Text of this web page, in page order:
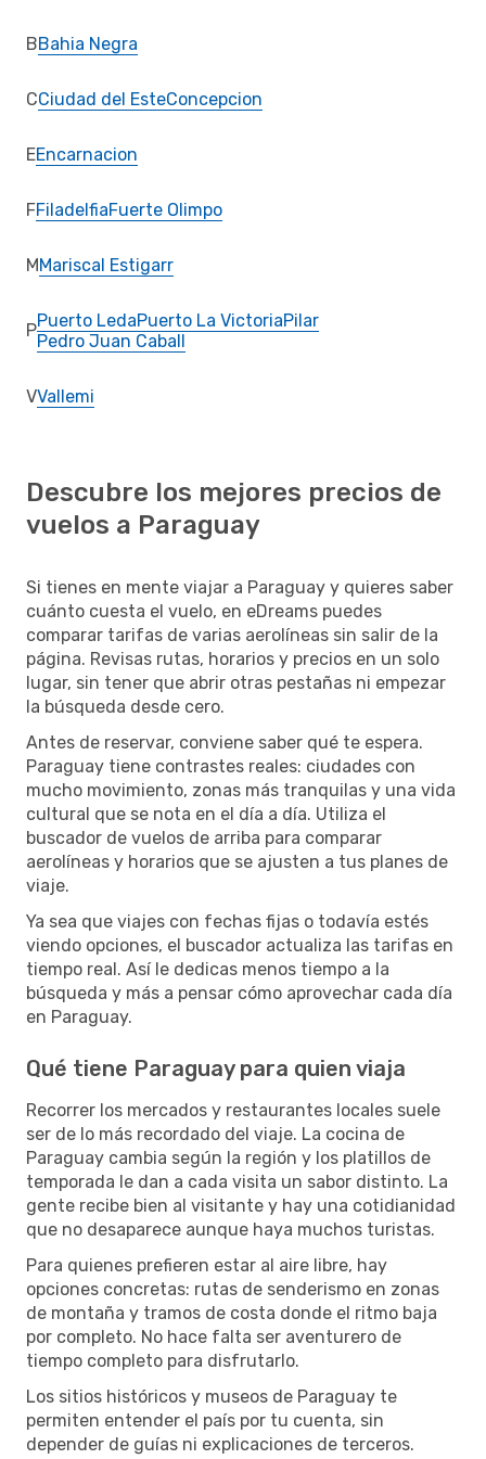
BBahia Negra
CCiudad del EsteConcepcion
EEncarnacion
FFiladelfiaFuerte Olimpo
MMariscal Estigarr
PPuerto LedaPuerto La VictoriaPilar
Pedro Juan Caball
VVallemi
Descubre los mejores precios de
vuelos a Paraguay
Si tienes en mente viajar a Paraguay y quieres saber
cuánto cuesta el vuelo, en eDreams puedes
comparar tarifas de varias aerolíneas sin salir de la
página. Revisas rutas, horarios y precios en un solo
lugar, sin tener que abrir otras pestañas ni empezar
la búsqueda desde cero.
Antes de reservar, conviene saber qué te espera.
Paraguay tiene contrastes reales: ciudades con
mucho movimiento, zonas más tranquilas y una vida
cultural que se nota en el día a día. Utiliza el
buscador de vuelos de arriba para comparar
aerolíneas y horarios que se ajusten a tus planes de
viaje.
Ya sea que viajes con fechas fijas o todavía estés
viendo opciones, el buscador actualiza las tarifas en
tiempo real. Así le dedicas menos tiempo a la
búsqueda y más a pensar cómo aprovechar cada día
en Paraguay.
Qué tiene Paraguay para quien viaja
Recorrer los mercados y restaurantes locales suele
ser de lo más recordado del viaje. La cocina de
Paraguay cambia según la región y los platillos de
temporada le dan a cada visita un sabor distinto. La
gente recibe bien al visitante y hay una cotidianidad
que no desaparece aunque haya muchos turistas.
Para quienes prefieren estar al aire libre, hay
opciones concretas: rutas de senderismo en zonas
de montaña y tramos de costa donde el ritmo baja
por completo. No hace falta ser aventurero de
tiempo completo para disfrutarlo.
Los sitios históricos y museos de Paraguay te
permiten entender el país por tu cuenta, sin
depender de guías ni explicaciones de terceros.